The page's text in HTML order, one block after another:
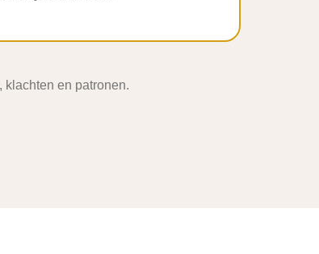
klachten en patronen.